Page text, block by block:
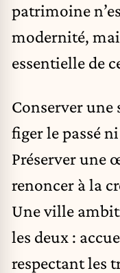
patrimoine
modernité,
essentielle de
Conserver une
figer le passé
Préserver une
renoncer à la
Une ville
les deux :
respectant les